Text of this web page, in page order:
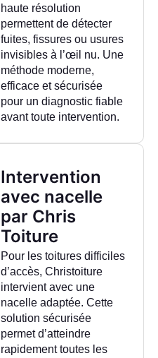
haute résolution
permettent de détecter
fuites, fissures ou usures
invisibles à l’œil nu. Une
méthode moderne,
efficace et sécurisée
pour un diagnostic fiable
avant toute intervention.
Intervention
avec nacelle
par Chris
Toiture
Pour les toitures difficiles
d’accès, Christoiture
intervient avec une
nacelle adaptée. Cette
solution sécurisée
permet d’atteindre
rapidement toutes les